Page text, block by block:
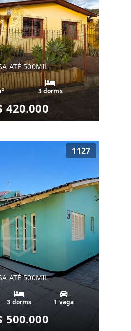
ATÉ 500MIL
3 dorms
420.000
1127
ATÉ 500MIL
3 dorms 1 vaga
500.000